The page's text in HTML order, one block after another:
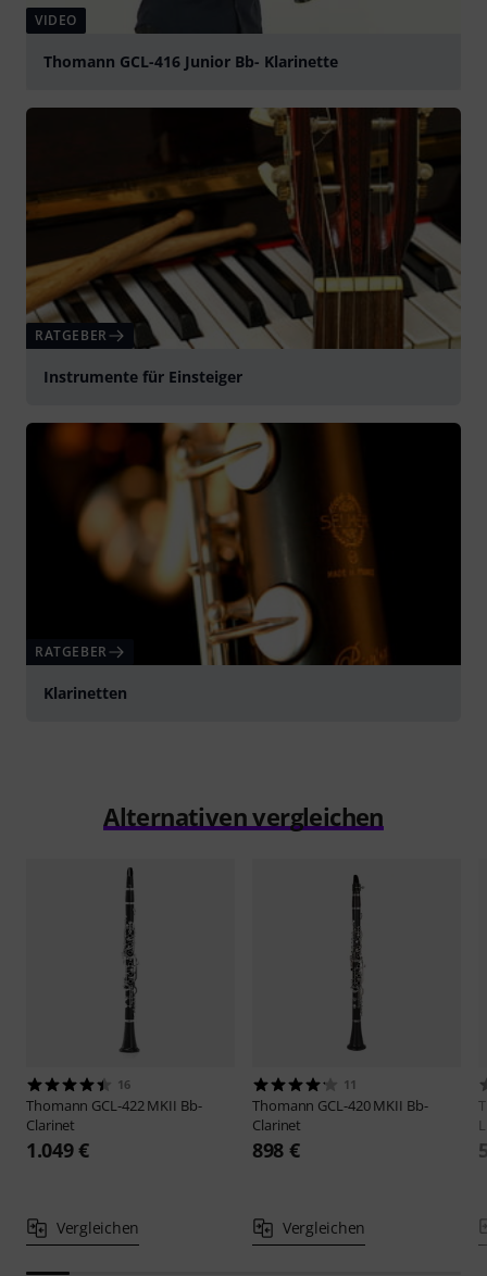
VIDEO
Thomann GCL-416 Junior Bb- Klarinette
RATGEBER
Instrumente für Einsteiger
RATGEBER
Klarinetten
Alternativen vergleichen
16
Thomann GCL-422 MKII Bb-
Clarinet
1.049 €
Vergleichen
11
Thomann GCL-420 MKII Bb-
Clarinet
898 €
Vergleichen